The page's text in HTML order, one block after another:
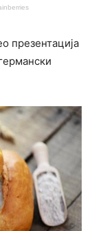
презентација